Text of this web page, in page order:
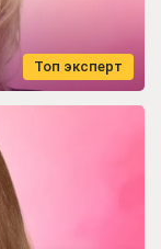
Топ эксперт